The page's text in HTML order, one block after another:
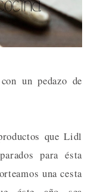
un pedazo de
que Lidl
para ésta
una cesta